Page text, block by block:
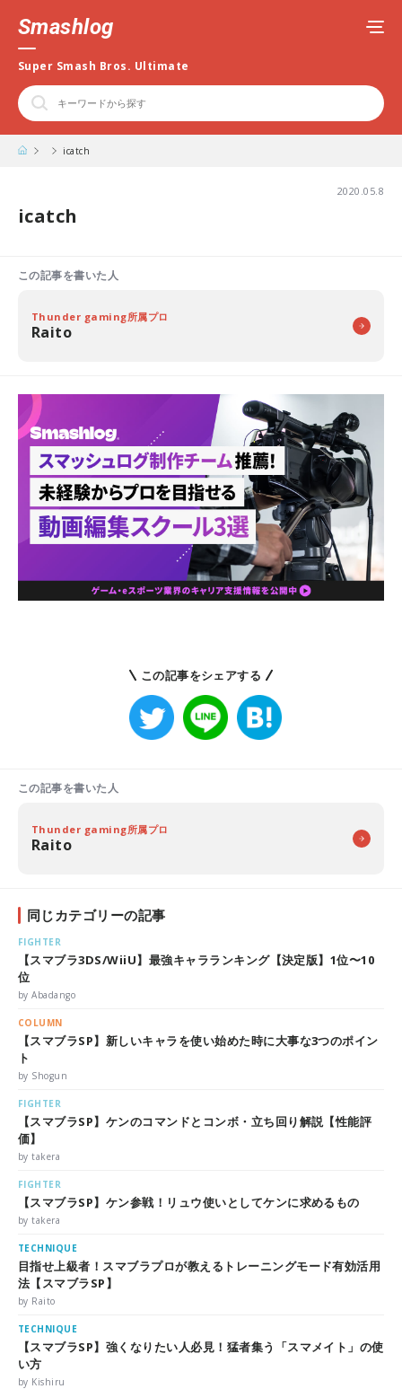
Smashlog
Super Smash Bros. Ultimate
icatch
2020.05.8
icatch
この記事を書いた人
Thunder gaming所属プロ
Raito
この記事をシェアする
この記事を書いた人
Thunder gaming所属プロ
Raito
同じカテゴリーの記事
FIGHTER
【スマブラ3DS/WiiU】最強キャラランキング【決定版】1位〜10
位
by Abadango
COLUMN
【スマブラSP】新しいキャラを使い始めた時に大事な3つのポイン
ト
by Shogun
FIGHTER
【スマブラSP】ケンのコマンドとコンボ・立ち回り解説【性能評
価】
by takera
FIGHTER
【スマブラSP】ケン参戦！リュウ使いとしてケンに求めるもの
by takera
TECHNIQUE
目指せ上級者！スマブラプロが教えるトレーニングモード有効活用
法【スマブラSP】
by Raito
TECHNIQUE
【スマブラSP】強くなりたい人必見！猛者集う「スマメイト」の使
い方
by Kishiru